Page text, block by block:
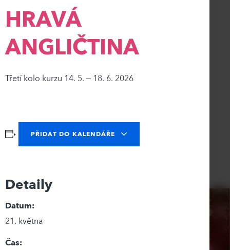
HRAVÁ
ANGLIČTINA
Třetí kolo kurzu 14. 5. – 18. 6. 2026
PŘIDAT DO KALENDÁŘE
Detaily
Datum:
21. května
Čas: